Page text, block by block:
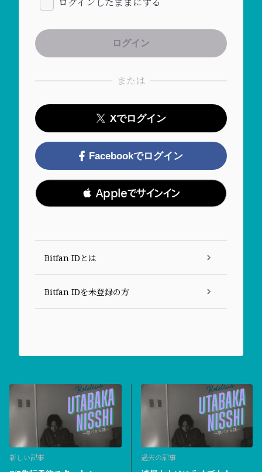
ログインしたままにする
または
Xでログイン
Facebookでログイン
 Appleでサインイン
Bitfan IDとは
Bitfan IDを未登録の方
新しい記事 過去の記事